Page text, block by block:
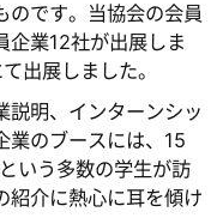
のです。当協会の会員
企業12社が出展しま
出展しました。
説明、インターンシッ
業のブースには、15
いう多数の学生が訪
紹介に熱心に耳を傾け